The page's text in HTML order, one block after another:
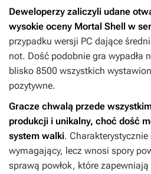
Deweloperzy zaliczyli udane
wysokie oceny Mortal Shell w
przypadku wersji PC dające
not. Dość podobnie gra wypadła
blisko 8500 wszystkich
pozytywne.
Gracze chwalą przede
produkcji i unikalny, choć dość
system walki.
wymagający, lecz wnosi spory
sprawą powłok, które